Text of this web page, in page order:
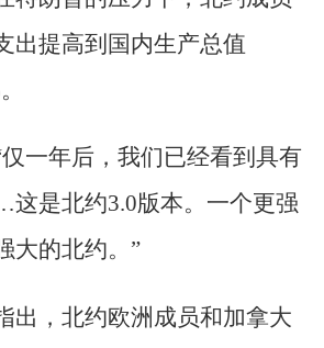
出提高到国内生产总值
仅一年后，我们已经看到具有
是北约3.0版本。一个更强
大的北约。”
出，北约欧洲成员和加拿大